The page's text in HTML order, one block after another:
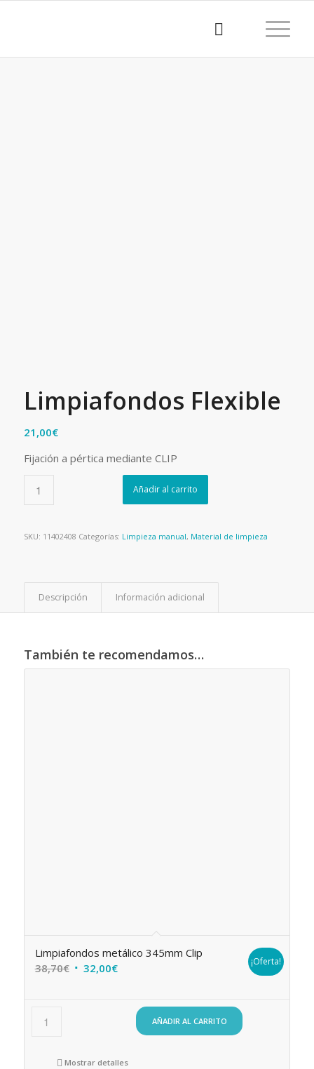
Limpiafondos Flexible
21,00€
Fijación a pértica mediante CLIP
Añadir al carrito
SKU: 11402408 Categorías: Limpieza manual, Material de limpieza
Descripción Información adicional
También te recomendamos…
Limpiafondos metálico 345mm Clip
38,70€ El 32,00€El
32,00€.
¡Oferta!
AÑADIR AL CARRITO
Mostrar detalles